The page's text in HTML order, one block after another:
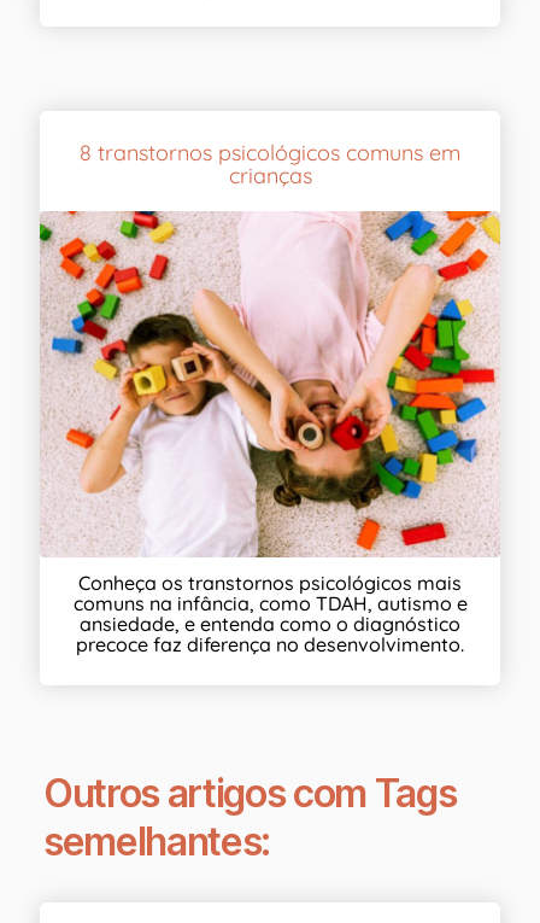
8 transtornos psicológicos comuns em
crianças
Conheça os transtornos psicológicos mais
comuns na infância, como TDAH, autismo e
ansiedade, e entenda como o diagnóstico
precoce faz diferença no desenvolvimento.
Outros artigos com Tags
semelhantes: